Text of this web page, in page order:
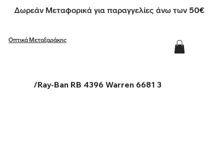
Δωρεάν Μεταφορικά για παραγγελίες άνω των 50€
Οπτικά Μεταξαράκης
/Ray-Ban RB 4396 Warren 6681 3